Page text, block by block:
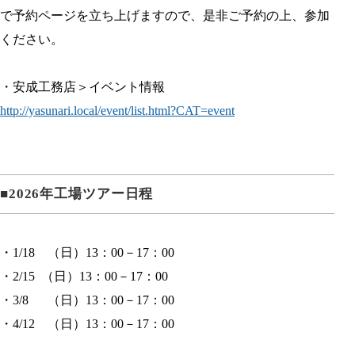
で予約ページを立ち上げますので、是非ご予約の上、参加
ください。
・安成工務店＞イベント情報
http://yasunari.local/event/list.html?CAT=event
■2026年工場ツアー日程
・1/18 （日）13：00－17：00
・2/15 （日）13：00－17：00
・3/8 （日）13：00－17：00
・4/12 （日）13：00－17：00